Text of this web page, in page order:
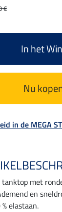
€
In het
Nu
in de MEGA
met
en
elastaan.